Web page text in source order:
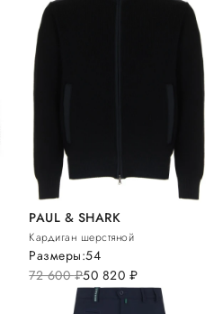
PAUL & SHARK
Кардиган шерстяной
72 600руб.50 820 руб.
Размеры:54